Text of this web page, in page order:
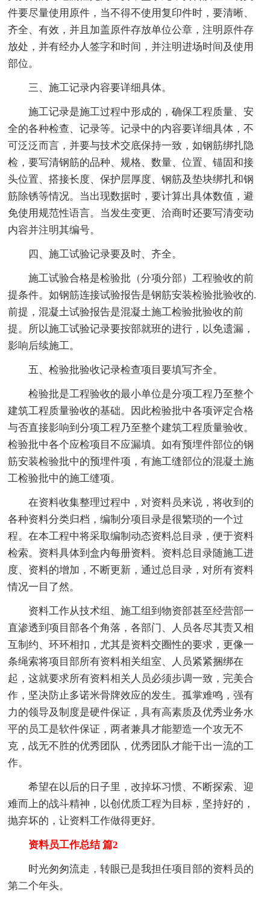
件要尽量使用原件，当不得不使用复印件时，要清晰、
齐全、有效，并且加盖原件存放单位公章，注明原件存
放处，并有经办人签字和时间，并注明进场时间及使用
部位。
三、施工记录内容要详细具体。
施工记录是施工过程中形成的，确保工程质量、安
全的各种检查、记录等。记录中的内容要详细具体，不
可泛泛而言，并要与技术交底保持一致，如钢筋绑扎隐
检，要写清钢筋的品种、规格、数量、位置、锚固和接
头位置、搭接长度、保护层厚度、钢筋及垫块绑扎和钢
筋除锈等情况。当出现数据时，要计算出具体数值，避
免使用规范性语言。当发生变更、洽商时还要写清变动
内容并注明其编号。
四、施工试验记录要及时、齐全。
施工试验合格是检验批（分项分部）工程验收的前
提条件。如钢筋连接试验报告是钢筋安装检验批验收的.
前提，混凝土试验报告是混凝土施工检验批验收的前
提。所以施工试验记录要按部就班的进行，以免遗漏，
影响后续施工。
五、检验批验收记录检查项目要填写齐全。
检验批是工程验收的最小单位是分项工程乃至整个
建筑工程质量验收的基础。因此检验批中各项评定合格
与否直接影响到分项工程乃至整个建筑工程质量验收。
检验批中各个应检项目不应漏填。如有预埋件部位的钢
筋安装检验批中的预埋件项，有施工缝部位的混凝土施
工检验批中的施工缝项。
在资料收集整理过程中，对资料员来说，将收到的
各种资料分类归档，编制分项目录是很繁琐的一个过
程。在本工程中将采取编制动态资料总目录，便于资料
检索。资料具体到盒内每册资料。资料总目录随施工进
度、资料的增加，不断更新，通过总目录，对所有资料
情况一目了然。
资料工作从技术组、施工组到物资部甚至经营部一
直渗透到项目部各个角落，各部门、人员各尽其责又相
互制约、环环相扣，尤其是资料交圈性的要求，更像一
条绳索将项目部所有资料相关组室、人员紧紧捆绑在
起，这就要求所有资料相关人员必须步调一致，完美合
作，坚决防止多诺米骨牌效应的发生。孤掌难鸣，强有
力的领导及制度是硬件保证，具有高素质及优秀业务水
平的员工是软件保证，两者兼具才能塑造一个攻无不
克，战无不胜的优秀团队，优秀团队才能干出一流的工
作。
希望在以后的日子里，改掉坏习惯、不断探索、迎
难而上的战斗精神，以创优质工程为目标，坚持好的，
抛弃坏的，让资料工作做得更好。
资料员工作总结 篇2
时光匆匆流走，转眼已是我担任项目部的资料员的
第二个年头。